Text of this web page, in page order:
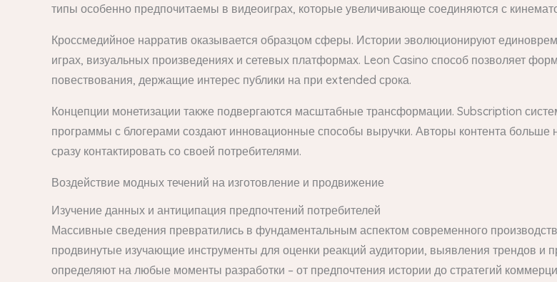
типы особенно предпочитаемы в видеоиграх, которые увеличивающе соединяются с
Кроссмедийное нарратив оказывается образцом сферы. Истории эволюционируют
играх, визуальных произведениях и сетевых платформах. Leon Casino способ позволяет
повествования, держащие интерес публики на при extended срока.
Концепции монетизации также подвергаются масштабные трансформации. Subscription
программы с блогерами создают инновационные способы выручки. Авторы контента больше
сразу контактировать со своей потребителями.
Воздействие модных течений на изготовление и продвижение
Изучение данных и антиципация предпочтений потребителей
Массивные сведения превратились в фундаментальным аспектом современного
продвинутые изучающие инструменты для оценки реакций аудитории, выявления трендов и
определяют на любые моменты разработки – от предпочтения истории до стратегий